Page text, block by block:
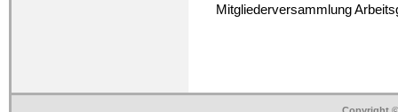
Mitgliederversammlung